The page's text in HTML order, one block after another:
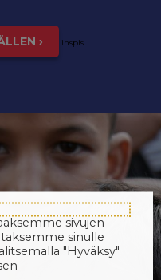
› inspis
sivujen
sinulle
"Hyväksy"